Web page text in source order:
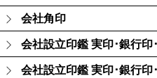
会社角印
会社設立印鑑 実印･銀行印
会社設立印鑑 実印･銀行印